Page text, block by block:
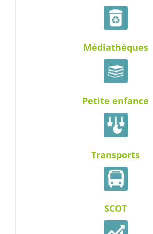
Médiathèques
Petite enfance
Transports
SCOT